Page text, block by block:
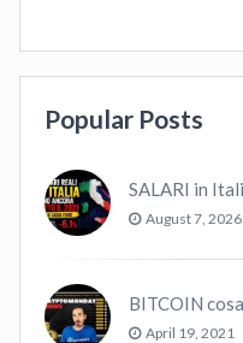
Popular Posts
August 7, 2026
April 19, 2021